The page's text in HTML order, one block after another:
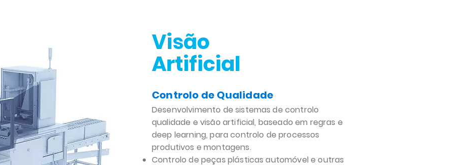
Visão
Artificial
Controlo de Qualidade
Desenvolvimento de sistemas de controlo
qualidade e visão artificial, baseado em regras e
deep learning, para controlo de processos
produtivos e montagens.
Controlo de peças plásticas automóvel e outras